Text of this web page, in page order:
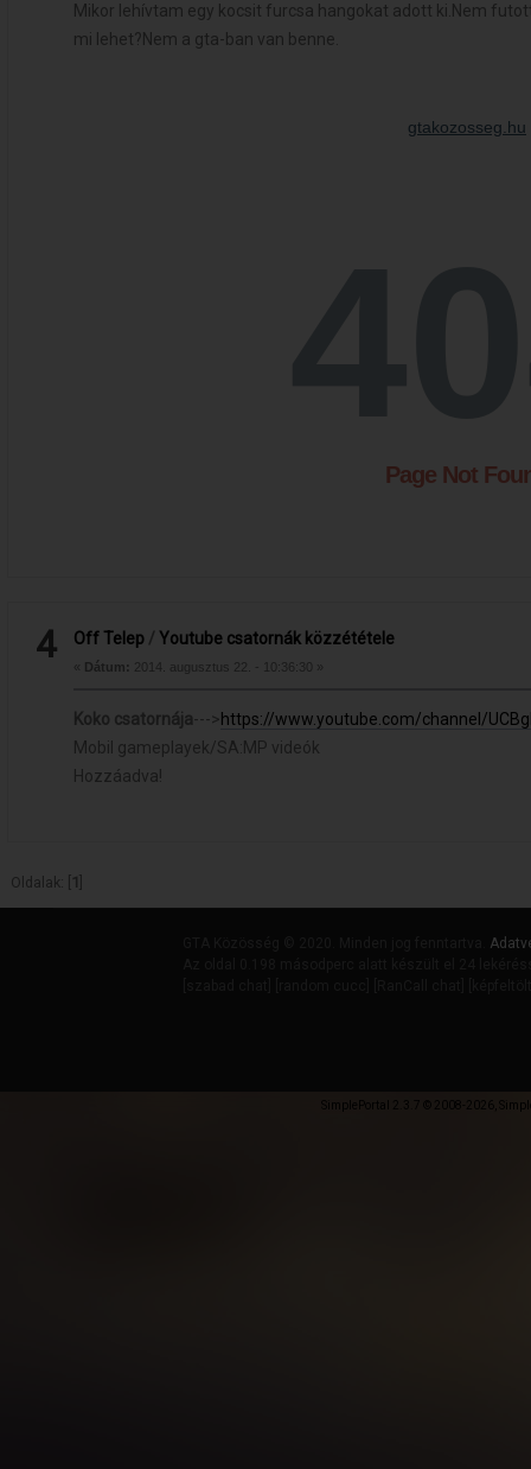
Mikor lehívtam egy kocsit furcsa hangokat adott ki.Nem
mi lehet?Nem a gta-ban van benne.
4 Off Telep / Youtube csatornák közzététele
« Dátum: 2014. augusztus 22. - 10:36:30 »
Koko csatornája--->https://www.youtube.com/channel/
Mobil gameplayek/SA:MP videók
Hozzáadva!
Oldalak: [ 1
SimplePortal 2.3.7 © 2008-2026,